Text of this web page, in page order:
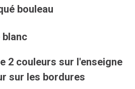
bouleau
2 couleurs sur l'enseigne
sur les bordures